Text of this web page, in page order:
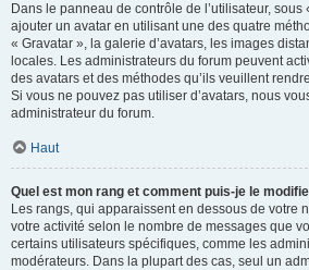
Dans le panneau de contrôle de l’utilisateur, sous
ajouter un avatar en utilisant une des quatre
« Gravatar », la galerie d’avatars, les images
locales. Les administrateurs du forum peuvent
des avatars et des méthodes qu’ils veuillent
Si vous ne pouvez pas utiliser d’avatars, nous
administrateur du forum.
Haut
Quel est mon rang et comment puis-je le
Les rangs, qui apparaissent en dessous de votre
votre activité selon le nombre de messages que
certains utilisateurs spécifiques, comme les
modérateurs. Dans la plupart des cas, seul un